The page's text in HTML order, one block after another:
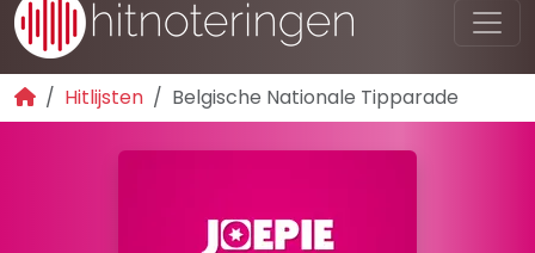
Hitlijsten Belgische Nationale Tipparade